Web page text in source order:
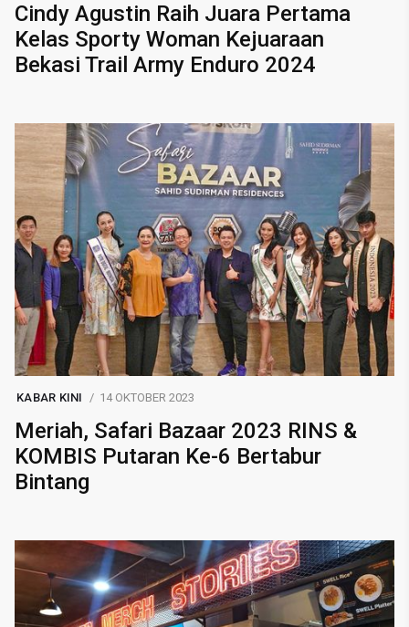
Cindy Agustin Raih Juara Pertama
Kelas Sporty Woman Kejuaraan
Bekasi Trail Army Enduro 2024
KABAR KINI 14 OKTOBER 2023
Meriah, Safari Bazaar 2023 RINS &
KOMBIS Putaran Ke-6 Bertabur
Bintang